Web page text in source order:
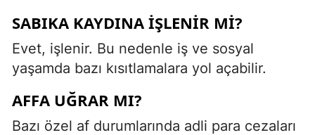
SABIKA KAYDINA İŞLENIR MI?
Evet, işlenir. Bu nedenle iş ve sosyal
yaşamda bazı kısıtlamalara yol açabilir.
AFFA UĞRAR MI?
Bazı özel af durumlarında adli para cezaları